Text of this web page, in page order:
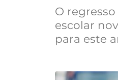
O
escolar
para este